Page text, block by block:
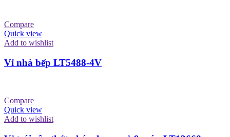
Compare
Quick view
Add to wishlist
Vỉ nhà bếp LT5488-4V
Compare
Quick view
Add to wishlist